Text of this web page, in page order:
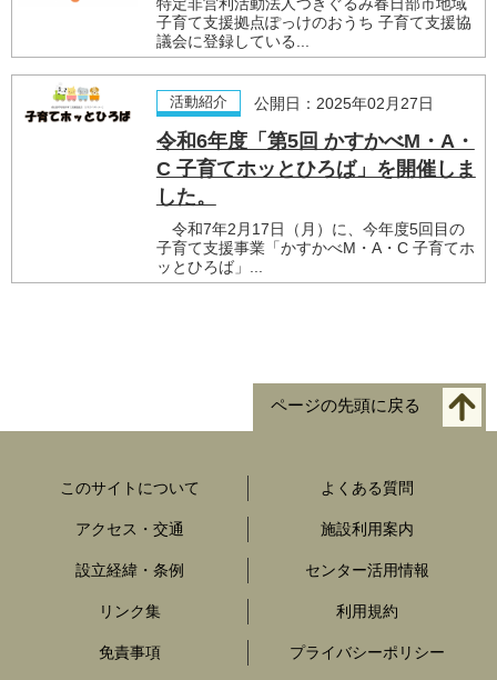
特定非営利活動法人つきぐるみ春日部市地域
子育て支援拠点ぽっけのおうち 子育て支援協
議会に登録している...
活動紹介 公開日：2025年02月27日
令和6年度「第5回 かすかべM・A・
C 子育てホッとひろば」を開催しま
した。
令和7年2月17日（月）に、今年度5回目の
子育て支援事業「かすかべM・A・C 子育てホ
ッとひろば」...
ページの先頭に戻る
このサイトについて よくある質問
アクセス・交通 施設利用案内
設立経緯・条例 センター活用情報
リンク集 利用規約
免責事項 プライバシーポリシー